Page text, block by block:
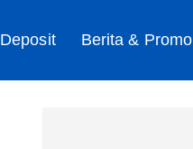
Deposit Berita & Promo